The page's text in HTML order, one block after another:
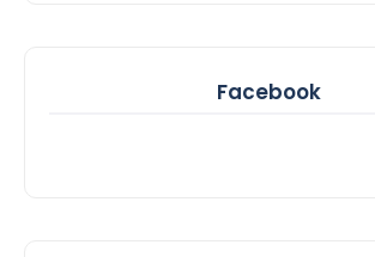
Facebook